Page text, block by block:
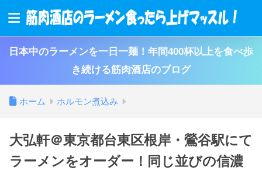
日本中のラーメンを一日一麺！年間400杯以上を食べ歩
き続ける筋肉酒店のブログ
ホーム ホルモン煮込み
大弘軒＠東京都台東区根岸・鶯谷駅にて
ラーメンをオーダー！同じ並びの信濃